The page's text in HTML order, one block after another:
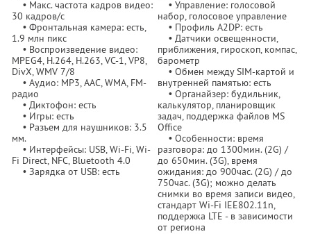
• Макс. частота кадров видео:
30 кадров/с
• Фронтальная камера: есть,
1.9 млн пикс
• Воспроизведение видео:
MPEG4, H.264, H.263, VC-1, VP8,
DivX, WMV 7/8
• Аудио: MP3, AAC, WMA, FM-
радио
• Диктофон: есть
• Игры: есть
• Разъем для наушников: 3.5
мм.
• Интерфейсы: USB, Wi-Fi, Wi-
Fi Direct, NFC, Bluetooth 4.0
• Зарядка от USB: есть
• Управление: голосовой
набор, голосовое управление
• Профиль A2DP: есть
• Датчики освещенности,
приближения, гироскоп, компас,
барометр
• Обмен между SIM-картой и
внутренней памятью: есть
• Органайзер: будильник,
калькулятор, планировщик
задач, поддержка файлов MS
Office
• Особенности: время
разговора: до 1300мин. (2G) /
до 650мин. (3G), время
ожидания: до 900час. (2G) / до
750час. (3G); можно делать
снимки во время записи видео,
стандарт Wi-Fi IEE802.11n,
поддержка LTE - в зависимости
от региона